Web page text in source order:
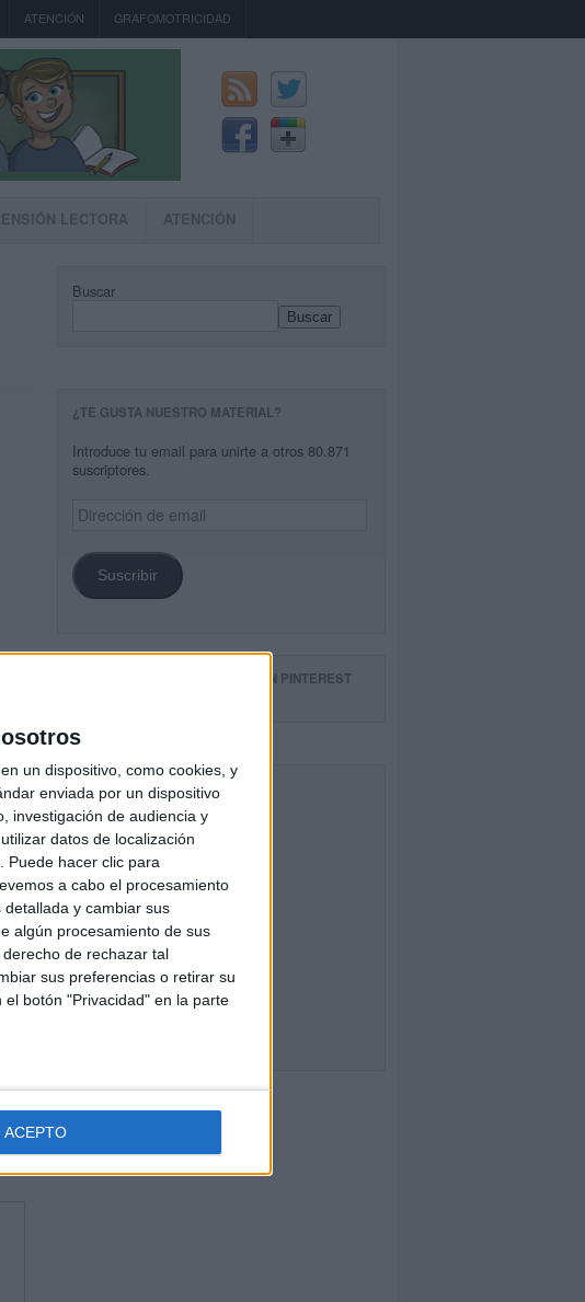
un dispositivo, como cookies, y
enviada por un dispositivo
investigación de audiencia y
datos de localización
Puede hacer clic para
a cabo el procesamiento
y cambiar sus
algún procesamiento de sus
de rechazar tal
sus preferencias o retirar su
botón "Privacidad" en la parte
ACEPTO
ATENCIÓN GRAFOMOTRICIDAD
LECTORA ATENCIÓN
y
Buscar
Buscar
¿TE GUSTA NUESTRO MATERIAL?
Introduce tu email para unirte a otros 80.871
suscriptores.
Dirección
de
Suscribir
SIGUE NUESTROS TABLEROS EN PINTEREST
FACEBOOK